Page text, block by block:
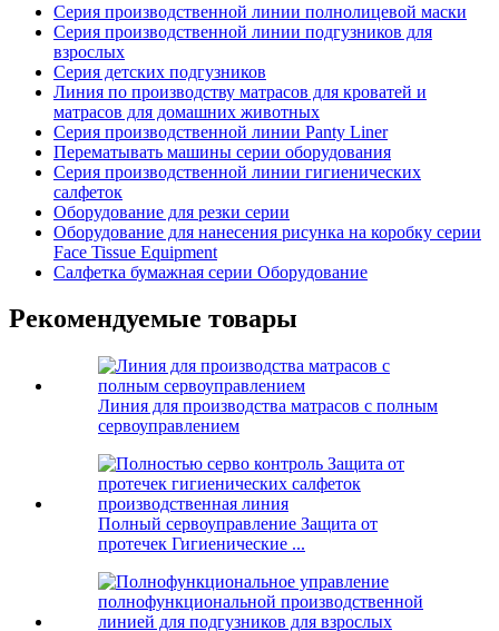
Серия производственной линии полнолицевой маски
Серия производственной линии подгузников для
взрослых
Серия детских подгузников
Линия по производству матрасов для кроватей и
матрасов для домашних животных
Серия производственной линии Panty Liner
Перематывать машины серии оборудования
Серия производственной линии гигиенических
салфеток
Оборудование для резки серии
Оборудование для нанесения рисунка на коробку серии
Face Tissue Equipment
Салфетка бумажная серии Оборудование
Рекомендуемые товары
Линия для производства матрасов с полным
сервоуправлением
Полный сервоуправление Защита от
протечек Гигиенические ...